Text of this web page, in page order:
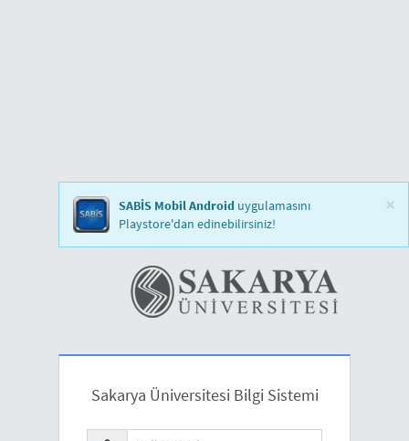
×
SABİS Mobil Android uygulamasını
Playstore'dan edinebilirsiniz!
Sakarya Üniversitesi Bilgi Sistemi